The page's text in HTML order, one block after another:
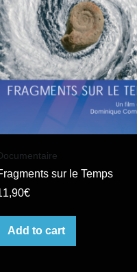
sur le Temps
€
Add to cart